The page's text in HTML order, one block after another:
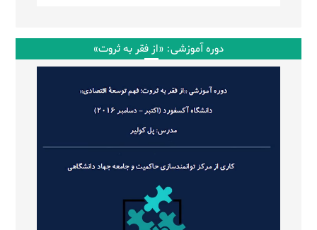
دوره آموزشی: «از فقر به ثروت»